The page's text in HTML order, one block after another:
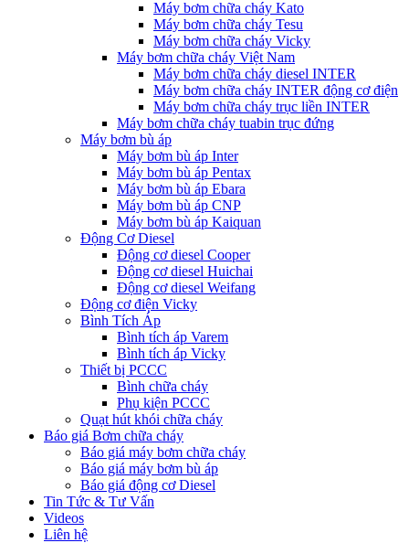
Máy bơm chữa cháy Kato
Máy bơm chữa cháy Tesu
Máy bơm chữa cháy Vicky
Máy bơm chữa cháy Việt Nam
Máy bơm chữa cháy diesel INTER
Máy bơm chữa cháy INTER động cơ điện
Máy bơm chữa cháy trục liền INTER
Máy bơm chữa cháy tuabin trục đứng
Máy bơm bù áp
Máy bơm bù áp Inter
Máy bơm bù áp Pentax
Máy bơm bù áp Ebara
Máy bơm bù áp CNP
Máy bơm bù áp Kaiquan
Động Cơ Diesel
Động cơ diesel Cooper
Động cơ diesel Huichai
Động cơ diesel Weifang
Động cơ điện Vicky
Bình Tích Áp
Bình tích áp Varem
Bình tích áp Vicky
Thiết bị PCCC
Bình chữa cháy
Phụ kiện PCCC
Quạt hút khói chữa cháy
Báo giá Bơm chữa cháy
Báo giá máy bơm chữa cháy
Báo giá máy bơm bù áp
Báo giá động cơ Diesel
Tin Tức & Tư Vấn
Videos
Liên hệ